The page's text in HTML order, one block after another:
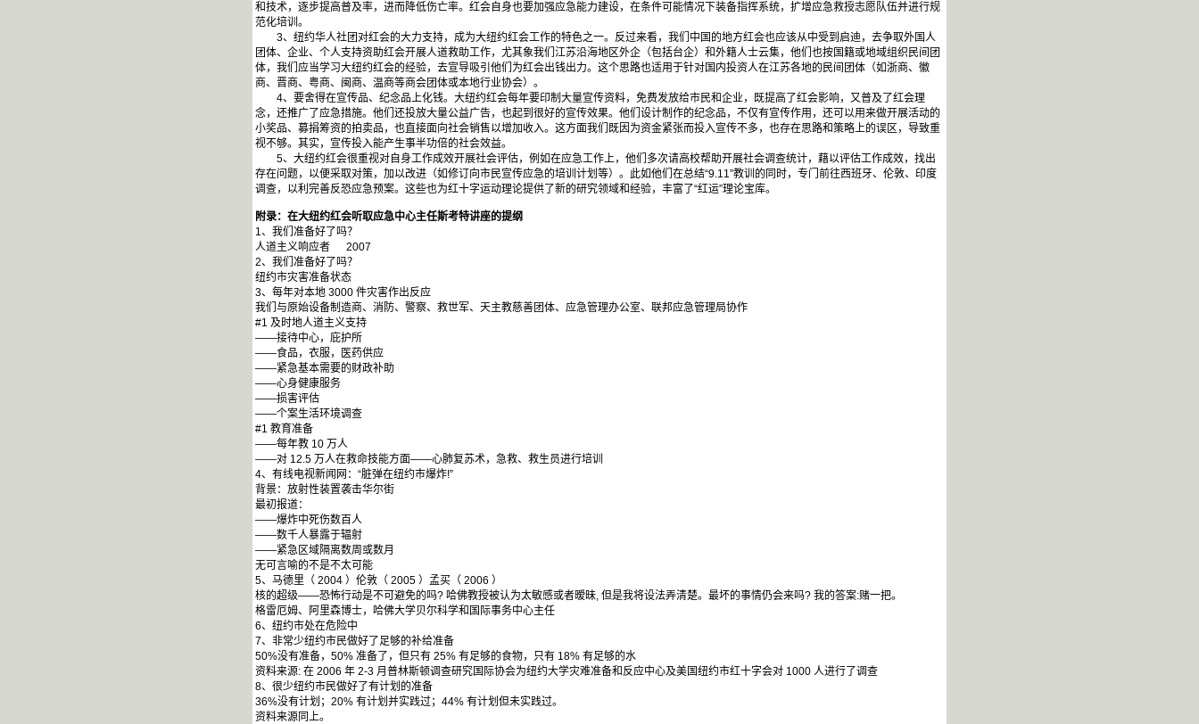
和技术，逐步提高普及率，进而降低伤亡率。红会自身也要加强应急能力建设，在条件可能情况下装备指挥系统，扩增应急救授志愿队伍并进行规
范化培训。
3、纽约华人社团对红会的大力支持，成为大纽约红会工作的特色之一。反过来看，我们中国的地方红会也应该从中受到启迪，去争取外国人
团体、企业、个人支持资助红会开展人道救助工作，尤其象我们江苏沿海地区外企（包括台企）和外籍人士云集，他们也按国籍或地域组织民间团
体，我们应当学习大纽约红会的经验，去宣导吸引他们为红会出钱出力。这个思路也适用于针对国内投资人在江苏各地的民间团体（如浙商、徽
商、晋商、粤商、闽商、温商等商会团体或本地行业协会）。
4、要舍得在宣传品、纪念品上化钱。大纽约红会每年要印制大量宣传资料，免费发放给市民和企业，既提高了红会影响，又普及了红会理
念，还推广了应急措施。他们还投放大量公益广告，也起到很好的宣传效果。他们设计制作的纪念品，不仅有宣传作用，还可以用来做开展活动的
小奖品、募捐筹资的拍卖品，也直接面向社会销售以增加收入。这方面我们既因为资金紧张而投入宣传不多，也存在思路和策略上的误区，导致重
视不够。其实，宣传投入能产生事半功倍的社会效益。
5、大纽约红会很重视对自身工作成效开展社会评估，例如在应急工作上，他们多次请高校帮助开展社会调查统计，藉以评估工作成效，找出
存在问题，以便采取对策，加以改进（如修订向市民宣传应急的培训计划等）。此如他们在总结“9.11”教训的同时，专门前往西班牙、伦敦、印度
调查，以利完善反恐应急预案。这些也为红十字运动理论提供了新的研究领域和经验，丰富了“红运”理论宝库。
附录：在大纽约红会听取应急中心主任斯考特讲座的提纲
1、我们准备好了吗？
人道主义响应者 2007
2、我们准备好了吗？
纽约市灾害准备状态
3、每年对本地 3000 件灾害作出反应
我们与原始设备制造商、消防、警察、救世军、天主教慈善团体、应急管理办公室、联邦应急管理局协作
#1 及时地人道主义支持
——接待中心，庇护所
——食品，衣服，医药供应
——紧急基本需要的财政补助
——心身健康服务
——损害评估
——个案生活环境调查
#1 教育准备
——每年教 10 万人
——对 12.5 万人在救命技能方面——心肺复苏术，急救、救生员进行培训
4、有线电视新闻网：“脏弹在纽约市爆炸!”
背景：放射性装置袭击华尔街
最初报道：
——爆炸中死伤数百人
——数千人暴露于辐射
——紧急区域隔离数周或数月
无可言喻的不是不太可能
5、马德里（ 2004 ）伦敦（ 2005 ）孟买（ 2006 ）
核的超级——恐怖行动是不可避免的吗? 哈佛教授被认为太敏感或者暧昧, 但是我将设法弄清楚。最坏的事情仍会来吗? 我的答案:赌一把。
格雷厄姆、阿里森博士，哈佛大学贝尔科学和国际事务中心主任
6、纽约市处在危险中
7、非常少纽约市民做好了足够的补给准备
50%没有准备，50% 准备了，但只有 25% 有足够的食物，只有 18% 有足够的水
资料来源: 在 2006 年 2-3 月普林斯顿调查研究国际协会为纽约大学灾难准备和反应中心及美国纽约市红十字会对 1000 人进行了调查
8、很少纽约市民做好了有计划的准备
36%没有计划；20% 有计划并实践过；44% 有计划但未实践过。
资料来源同上。